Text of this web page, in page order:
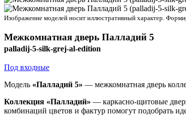
Изображение моделей носит иллюстративный характер.
Межкомнатная дверь Палладий 5
palladij-5-silk-grej-al-edition
Под входные
Модель «Палладий 5» — межкомнатная дверь
Коллекция «Палладий» — каркасно-щитовые
комбинаций цветов и фактур помогут подобрать